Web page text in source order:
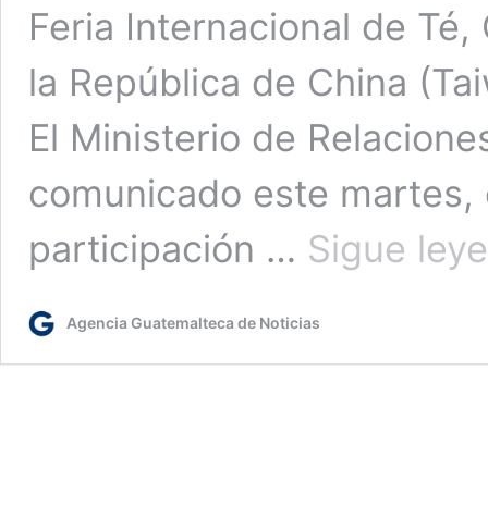
Feria Internacional de
la República de China
El Ministerio de
comunicado este
participación … Sigue
Agencia Guatemalteca de Noticias